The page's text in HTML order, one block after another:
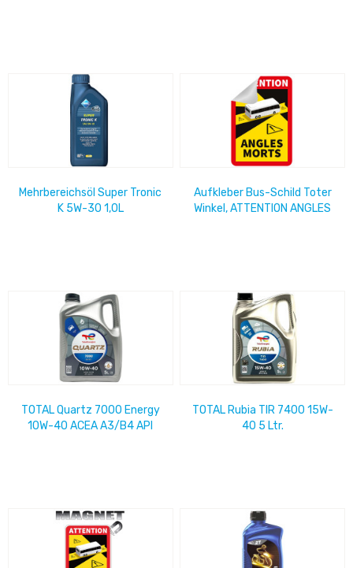
Mehrbereichsöl Super Tronic
K 5W-30 1,0L
Aufkleber Bus-Schild Toter
Winkel, ATTENTION ANGLES
TOTAL Quartz 7000 Energy
10W-40 ACEA A3/B4 API
TOTAL Rubia TIR 7400 15W-
40 5 Ltr.